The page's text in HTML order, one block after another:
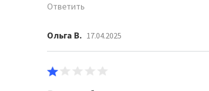
Ответить
Ольга В. 17.04.2025